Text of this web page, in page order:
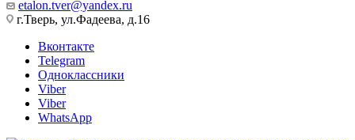
etalon.tver@yandex.ru
г.Тверь, ул.Фадеева, д.16
Вконтакте
Telegram
Одноклассники
Viber
Viber
WhatsApp